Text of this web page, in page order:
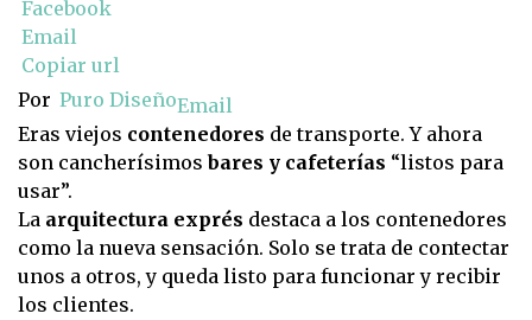
Facebook
Email
Copiar url
Por Puro DiseñoEmail
Eras viejos contenedores de transporte. Y ahora
son cancherísimosbares y cafeterías “listos para
usar”.
La arquitectura exprés destaca a los contenedores
como la nueva sensación. Solo se trata de contectar
unos a otros, y queda listo para funcionar y recibir
los clientes.